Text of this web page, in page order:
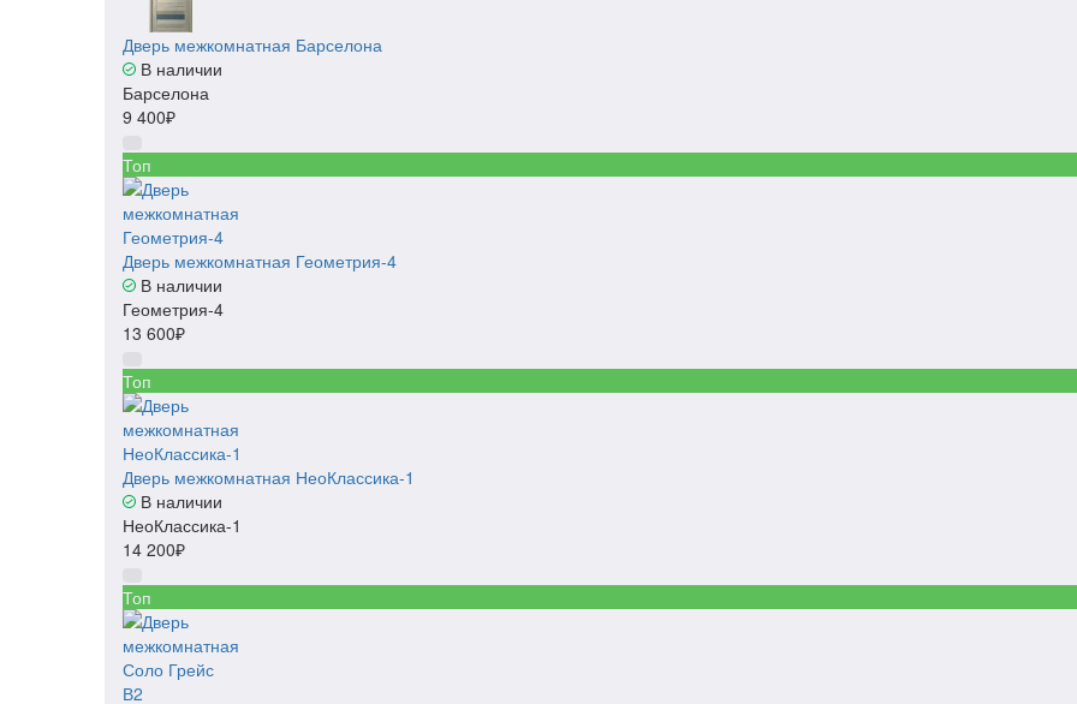
Дверь межкомнатная Барселона
В наличии
Барселона
9 400₽
Топ
Дверь межкомнатная Геометрия-4
В наличии
Геометрия-4
13 600₽
Топ
Дверь межкомнатная НеоКлассика-1
В наличии
НеоКлассика-1
14 200₽
Топ